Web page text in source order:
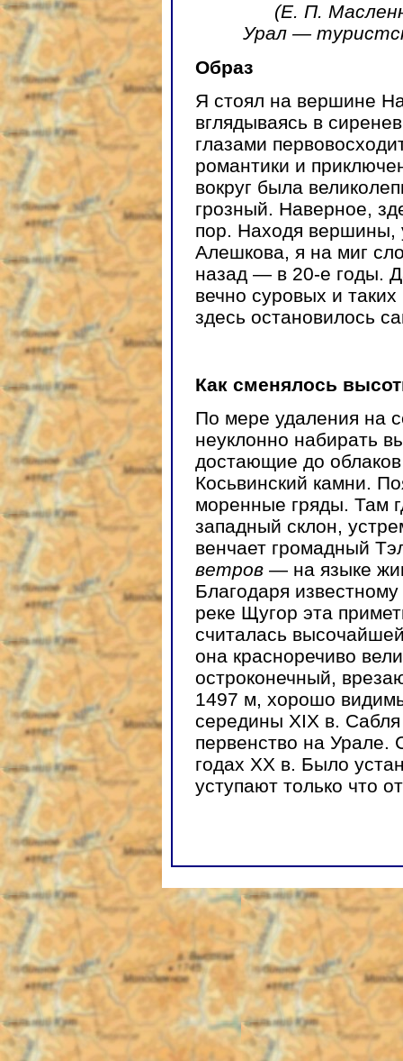
(Е. П.
Урал —
Образ
Я стоял на вершине
вглядываясь в
глазами
романтики и
вокруг была
грозный. Наверное,
пор. Находя вершины,
Алешкова, я на миг
назад — в 20-е годы.
вечно суровых и
здесь остановилось
Как сменялось
По мере удаления на
неуклонно набирать
достающие до
Косьвинский камни.
моренные гряды. Там
западный склон,
венчает громадный
ветров — на языке
Благодаря
реке Щугор эта
считалась
она красноречиво
остроконечный,
1497 м, хорошо
середины XIX в.
первенство на
годах ХХ в. Было
уступают только что